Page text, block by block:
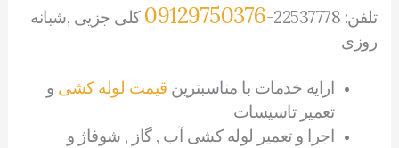
تلفن: 22537778- 09129750376 کلی جزیی ,شبانه
روزی
ارایه خدمات با مناسبترین قیمت لوله کشی و
تعمیر تاسیسات
اجرا و تعمیر لوله کشی آب , گاز , شوفاژ و